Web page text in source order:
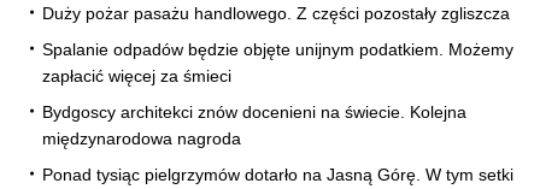
Duży pożar pasażu handlowego. Z części pozostały zgliszcza
Spalanie odpadów będzie objęte unijnym podatkiem. Możemy
zapłacić więcej za śmieci
Bydgoscy architekci znów docenieni na świecie. Kolejna
międzynarodowa nagroda
Ponad tysiąc pielgrzymów dotarło na Jasną Górę. W tym setki